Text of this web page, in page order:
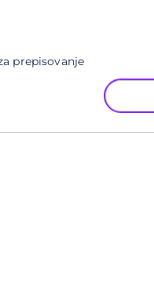
prepisovanje